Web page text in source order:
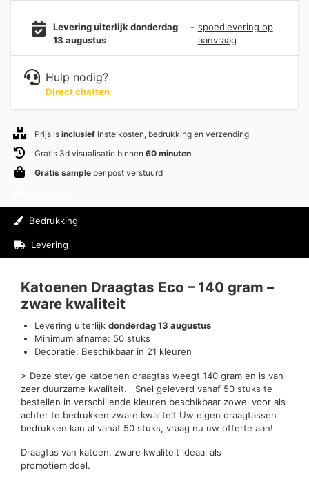
Levering uiterlijk donderdag
13 augustus
- spoedlevering op
aanvraag
Hulp nodig?
Direct chatten
Prijs is inclusief instelkosten, bedrukking en verzending
Gratis 3d visualisatie binnen 60 minuten
Gratis sample per post verstuurd
Bedrukking
Levering
Katoenen Draagtas Eco – 140 gram –
zware kwaliteit
Levering uiterlijk donderdag 13 augustus
Minimum afname: 50 stuks
Decoratie: Beschikbaar in 21 kleuren
> Deze stevige katoenen draagtas weegt 140 gram en is van
zeer duurzame kwaliteit. Snel geleverd vanaf 50 stuks te
bestellen in verschillende kleuren beschikbaar zowel voor als
achter te bedrukken zware kwaliteit Uw eigen draagtassen
bedrukken kan al vanaf 50 stuks, vraag nu uw offerte aan!
Draagtas van katoen, zware kwaliteit ideaal als
promotiemiddel.